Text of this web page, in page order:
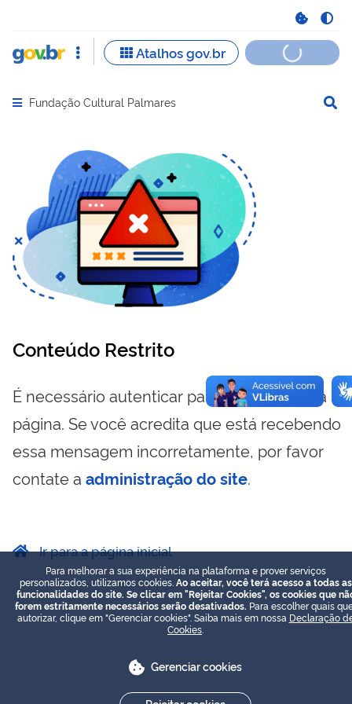
Abrir menu principal de navegação
Fundação Cultural Palmares
Conteúdo Restrito
É necessário autenticar para visualizar essa
página. Se você acredita que está recebendo
essa mensagem incorretamente, por favor
contate a administração do site.
Ir para a página inicial
Para melhorar a sua experiência na plataforma e prover serviços
personalizados, utilizamos cookies. Ao aceitar, você terá acesso a todas as
funcionalidades do site. Se clicar em "Rejeitar Cookies", os cookies que
forem estritamente necessários serão desativados. Para escolher quais
autorizar, clique em "Gerenciar cookies". Saiba mais em nossa Declaração
Cookies
Gerenciar cookies